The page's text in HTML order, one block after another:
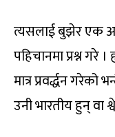
त्यसलाई बुझेर एक
पहिचानमा प्रश्न गरे
मात्र प्रवर्द्धन
उनी भारतीय हुन् वा